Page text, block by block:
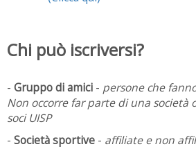
Chi può iscriversi?
- Gruppo di amici - persone che
Non occorre far parte di una società
soci UISP
- Società sportive - affiliate e non